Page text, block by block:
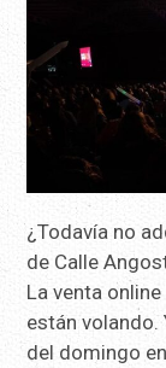
¿Todavía no
de Calle
La venta
están volando.
del domingo